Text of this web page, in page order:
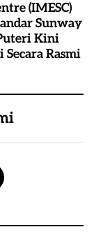
(IMESC)
Sunway
Kini
Secara Rasmi